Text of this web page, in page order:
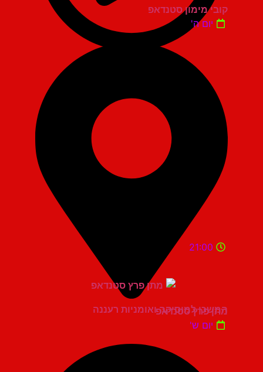
קובי מימון סטנדאפ
יום ה'
המשכן למוסיקה ואומניות רעננה
21:00
מתן פרץ סטנדאפ
יום ש'